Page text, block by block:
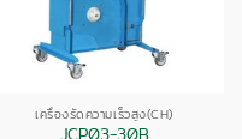
เครื่องรัดความเร็วสูง(CH)